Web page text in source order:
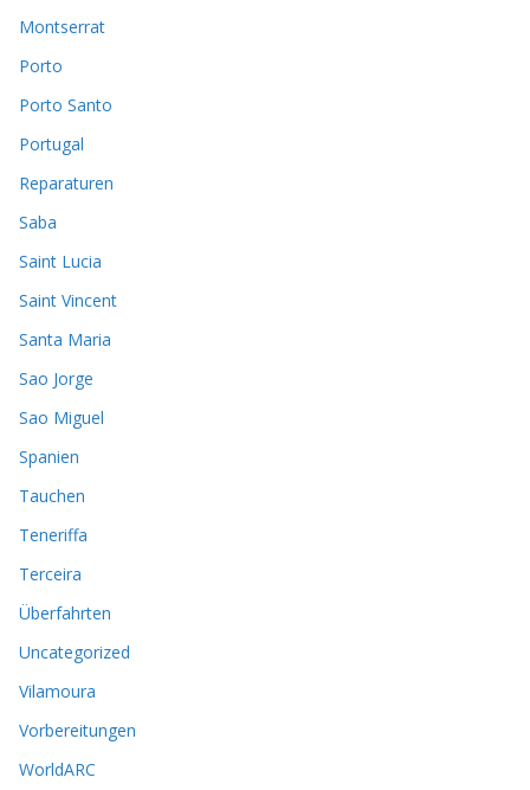
Montserrat
Porto
Porto Santo
Portugal
Reparaturen
Saba
Saint Lucia
Saint Vincent
Santa Maria
Sao Jorge
Sao Miguel
Spanien
Tauchen
Teneriffa
Terceira
Überfahrten
Uncategorized
Vilamoura
Vorbereitungen
WorldARC